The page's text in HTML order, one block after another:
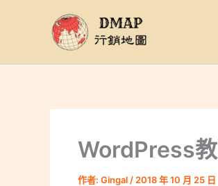
要
WordPress
作者: Gingal / 2018 年 10 月 25 日